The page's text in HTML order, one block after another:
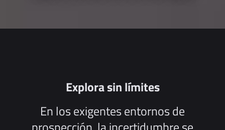
Explora sin límites
En los exigentes entornos de